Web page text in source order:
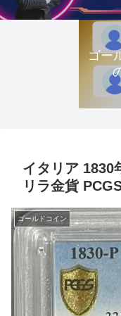
ゴー
イタリア 1830
リラ金貨
ゴールドコイン